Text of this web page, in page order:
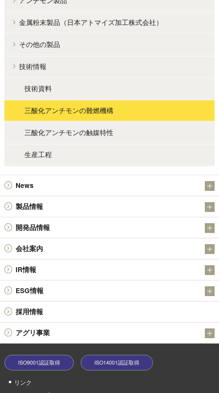
金属粉末製品（日本アトマイズ加工株式会社）
その他の製品
技術情報
技術資料
三酸化アンチモンの難燃機構
三酸化アンチモンの触媒特性
生産工程
News
お知らせ
IR
製品情報
アンチモン製品
金属粉末製品（日本アトマイズ加工株式会社）
その他の製品
技術情報
開発品情報
日本精鉱（株）の金属硫化物SULMICSシリーズの開発について
日本精鉱（株）の四酸化アンチモン
会社案内
会社概要
社長メッセージ
基本理念・経営理念
役員体制
会社沿革
IR情報
決算短信
有価証券報告書 / 半期報告書 / 四半期報告書
株主総会
報告書 / 中間報告書 / 株主アンケート
業績ハイライト
中期経営戦略等
ESG情報
品質環境方針
環境への取り組み
社会貢献活動
採用情報
アグリ事業
minoriファームやぶ
ISO9001認証取得 ISO14001認証取得
リンク